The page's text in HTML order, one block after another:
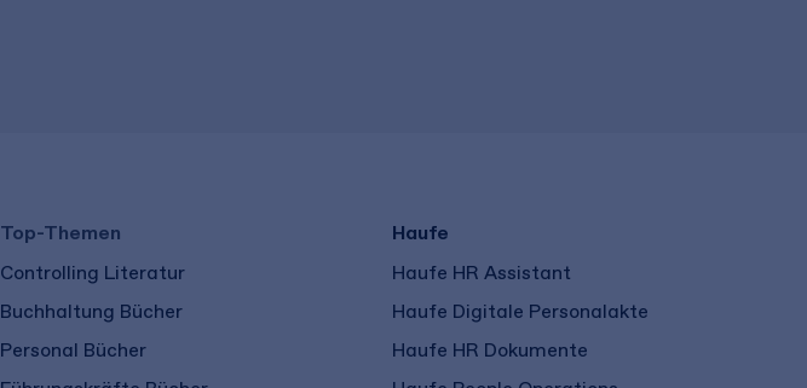
Top-Themen
Controlling Literatur
Buchhaltung Bücher
Personal Bücher
Haufe
Haufe HR Assistant
Haufe Digitale Personalakte
Haufe HR Dokumente